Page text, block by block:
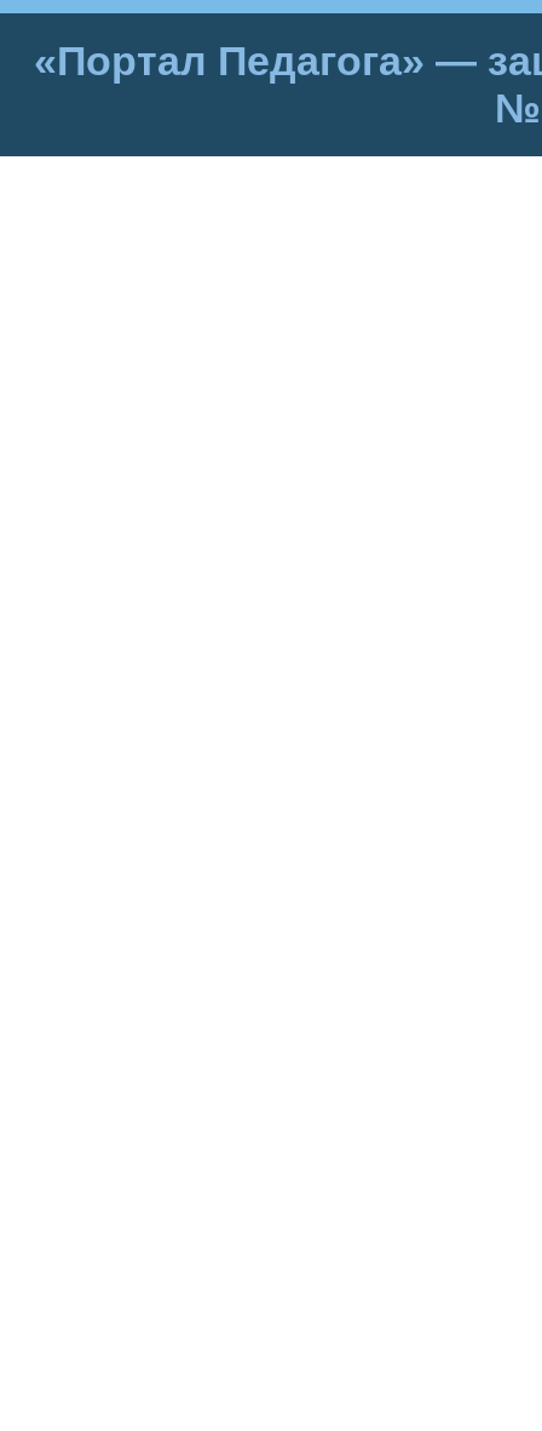
«Портал Педагога» —